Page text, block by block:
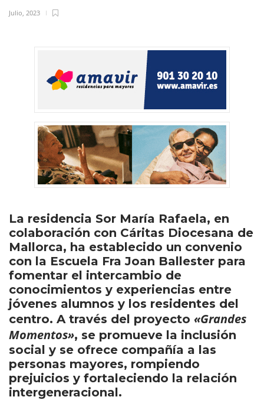
Julio, 2023
La residencia Sor María Rafaela, en
colaboración con Cáritas Diocesana de
Mallorca, ha establecido un convenio
con la Escuela Fra Joan Ballester para
fomentar el intercambio de
conocimientos y experiencias entre
jóvenes alumnos y los residentes del
centro. A través del proyecto «Grandes
Momentos», se promueve la inclusión
social y se ofrece compañía a las
personas mayores, rompiendo
prejuicios y fortaleciendo la relación
intergeneracional.